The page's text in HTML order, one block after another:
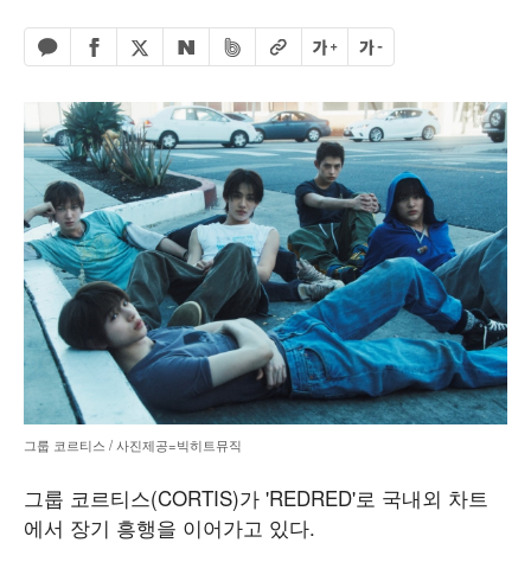
카카오톡 공유하기
페이스북 공유하기
엑스 공유하기
네이버 공유하기
밴드 공유하기
URL복사글자 크게글자 작게
그룹 코르티스 / 사진제공=빅히트뮤직
그룹 코르티스(CORTIS)가 'REDRED'로 국내외 차트
에서 장기 흥행을 이어가고 있다.